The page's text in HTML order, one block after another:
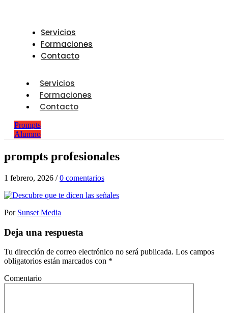
Servicios
Formaciones
Contacto
Servicios
Formaciones
Contacto
Prompts
Alumno
prompts profesionales
1 febrero, 2026 / 0 comentarios
Por Sunset Media
Deja una respuesta
Tu dirección de correo electrónico no será publicada. Los campos
obligatorios están marcados con *
Comentario